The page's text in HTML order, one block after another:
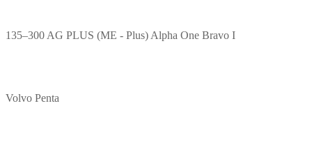
135–300 AG PLUS (ME - Plus) Alpha One Bravo I
Volvo Penta